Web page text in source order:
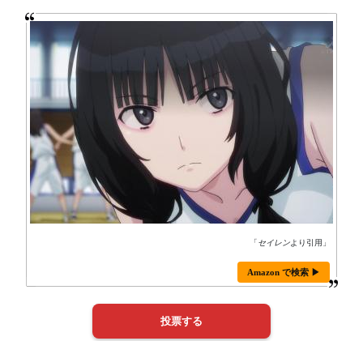
「セイレンより引用」
Amazon で検索 ▶